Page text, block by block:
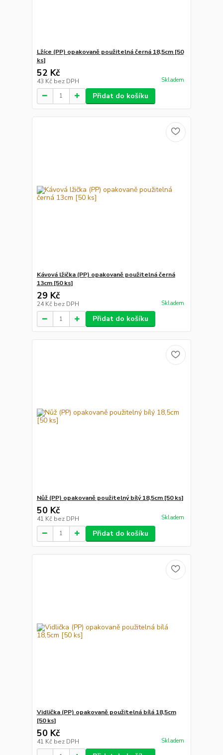
Lžíce (PP) opakovaně použitelná černá 18,5cm [50
ks]
52 Kč
43 Kč bez DPH Skladem
Přidat do košíku
Kávová lžička (PP) opakovaně použitelná černá
13cm [50 ks]
29 Kč
24 Kč bez DPH Skladem
Přidat do košíku
Nůž (PP) opakovaně použitelný bílý 18,5cm [50 ks]
50 Kč
41 Kč bez DPH Skladem
Přidat do košíku
Vidlička (PP) opakovaně použitelná bílá 18,5cm
[50 ks]
50 Kč
41 Kč bez DPH Skladem